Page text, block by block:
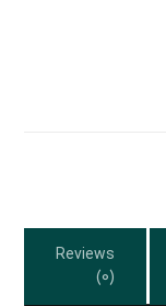
Reviews
(0)